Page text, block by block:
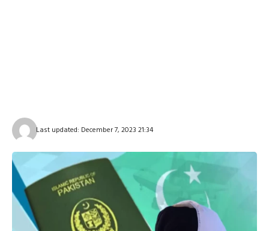
Last updated: December 7, 2023 21:34